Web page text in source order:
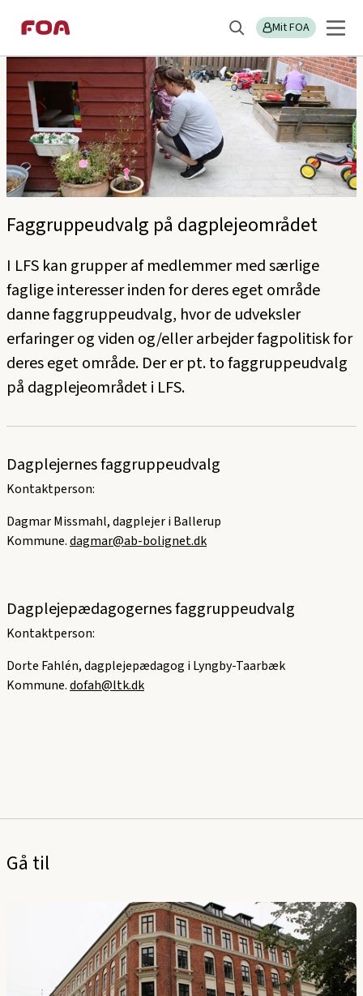
til
hovedindhold
til
hovedmenu
Søg Mit FOA
Faggruppeudvalg på dagplejeområdet
I LFS kan grupper af medlemmer med særlige
faglige interesser inden for deres eget område
danne faggruppeudvalg, hvor de udveksler
erfaringer og viden og/eller arbejder fagpolitisk for
deres eget område. Der er pt. to faggruppeudvalg
på dagplejeområdet i LFS.
Dagplejernes faggruppeudvalg
Kontaktperson:
Dagmar Missmahl, dagplejer i Ballerup
Kommune.dagmar@ab-bolignet.dk
Dagplejepædagogernes faggruppeudvalg
Kontaktperson:
Dorte Fahlén, dagplejepædagog i Lyngby-Taarbæk
Kommune.dofah@ltk.dk
Gå til